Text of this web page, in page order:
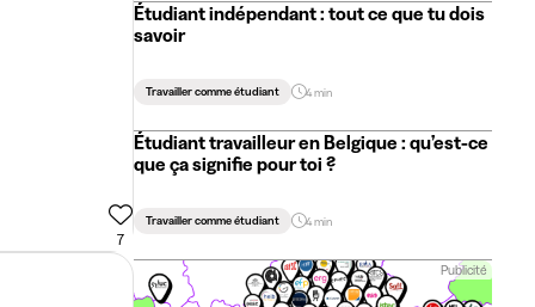
7
Étudiant indépendant : tout ce que tu dois
savoir
Travailler comme étudiant 4 min
Étudiant travailleur en Belgique : qu’est-ce
que ça signifie pour toi ?
Travailler comme étudiant 4 min
Publicité